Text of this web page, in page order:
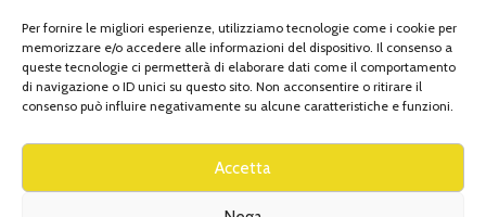
Per fornire le migliori esperienze, utilizziamo tecnologie come i cookie per
memorizzare e/o accedere alle informazioni del dispositivo. Il consenso a
queste tecnologie ci permetterà di elaborare dati come il comportamento
di navigazione o ID unici su questo sito. Non acconsentire o ritirare il
consenso può influire negativamente su alcune caratteristiche e funzioni.
Accetta
Aggiungi alla lista